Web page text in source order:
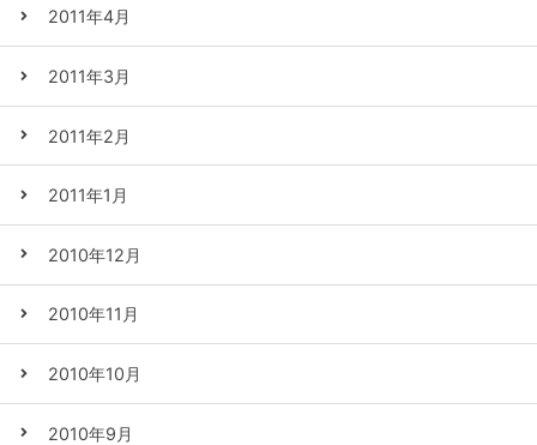
2011年4月
2011年3月
2011年2月
2011年1月
2010年12月
2010年11月
2010年10月
2010年9月